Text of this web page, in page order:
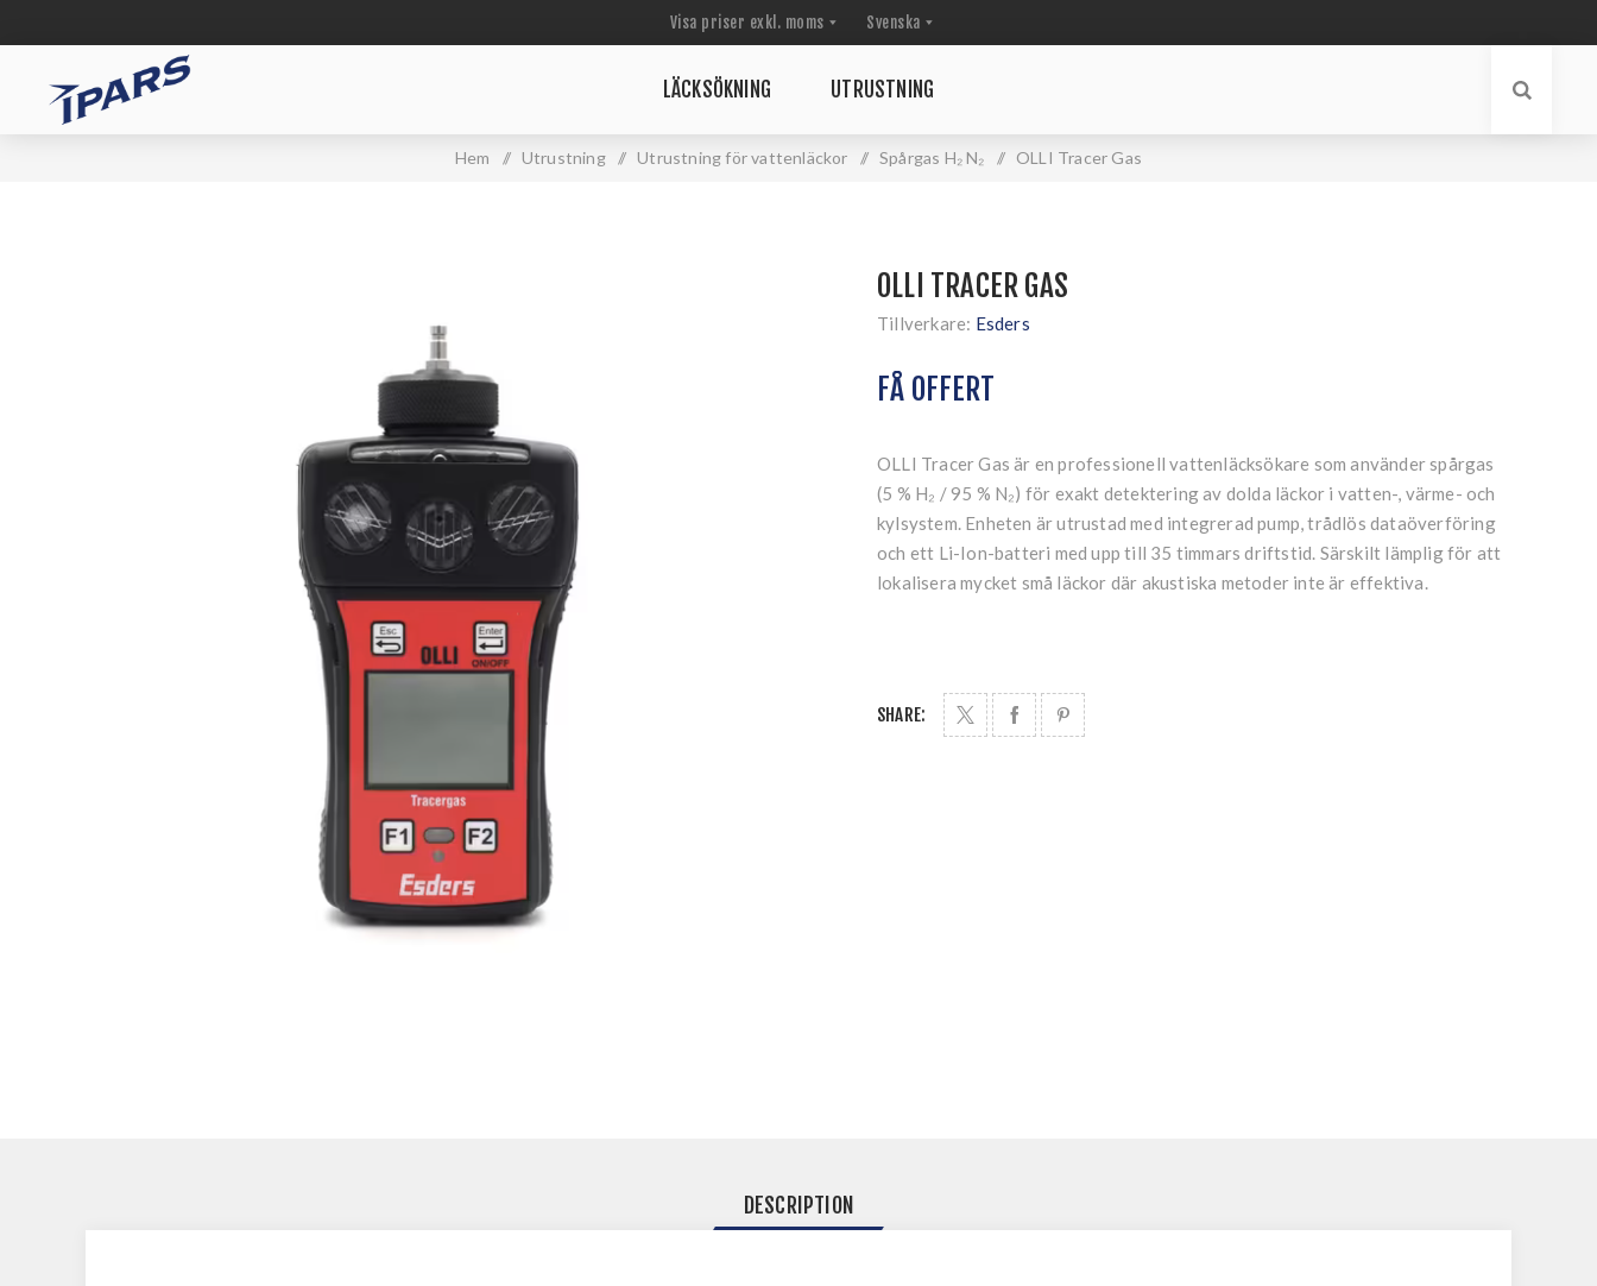
LÄCKSÖKNING UTRUSTNING
Hem / Utrustning / Utrustning för vattenläckor / Spårgas H₂ N₂ / OLLI Tracer Gas
OLLI TRACER GAS
Tillverkare: Esders
FÅ OFFERT
OLLI Tracer Gas är en professionell vattenläcksökare som använder spårgas
(5 % H₂ / 95 % N₂) för exakt detektering av dolda läckor i vatten-, värme- och
kylsystem. Enheten är utrustad med integrerad pump, trådlös dataöverföring
och ett Li-Ion-batteri med upp till 35 timmars driftstid. Särskilt lämplig för att
lokalisera mycket små läckor där akustiska metoder inte är effektiva.
SHARE:
DESCRIPTION